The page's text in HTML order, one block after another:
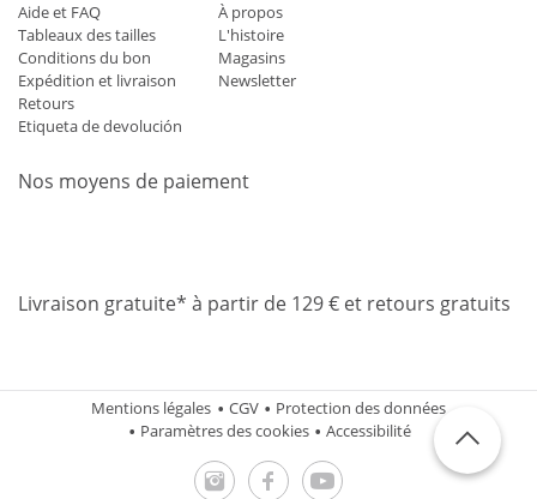
Aide et FAQ
Tableaux des tailles
Conditions du bon
Expédition et livraison
Retours
Etiqueta de devolución
À propos
L'histoire
Magasins
Newsletter
Nos moyens de paiement
Livraison gratuite* à partir de 129 € et retours gratuits
Mentions légales CGV
Protection des données
Paramètres des cookies
Accessibilité